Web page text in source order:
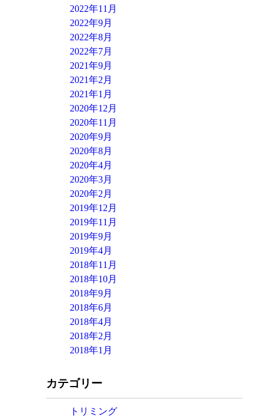
2022年11月
2022年9月
2022年8月
2022年7月
2021年9月
2021年2月
2021年1月
2020年12月
2020年11月
2020年9月
2020年8月
2020年4月
2020年3月
2020年2月
2019年12月
2019年11月
2019年9月
2019年4月
2018年11月
2018年10月
2018年9月
2018年6月
2018年4月
2018年2月
2018年1月
カテゴリー
トリミング